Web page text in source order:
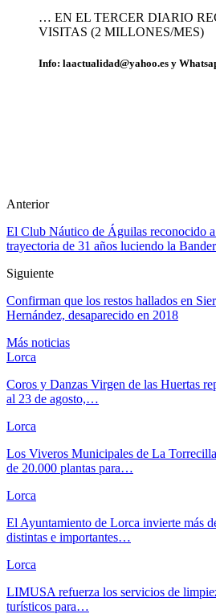
… EN EL TERCER DIARIO
VISITAS (2 MILLONES/MES)
Info: laactualidad@yahoo.es y
Anterior
El Club Náutico de Águilas reconocido
trayectoria de 31 años luciendo la
Siguiente
Confirman que los restos hallados en
Hernández, desaparecido en 2018
Más noticias
Lorca
Coros y Danzas Virgen de las Huertas
al 23 de agosto,…
Lorca
Los Viveros Municipales de La
de 20.000 plantas para…
Lorca
El Ayuntamiento de Lorca invierte más
distintas e importantes…
Lorca
LIMUSA refuerza los servicios de
turísticos para…